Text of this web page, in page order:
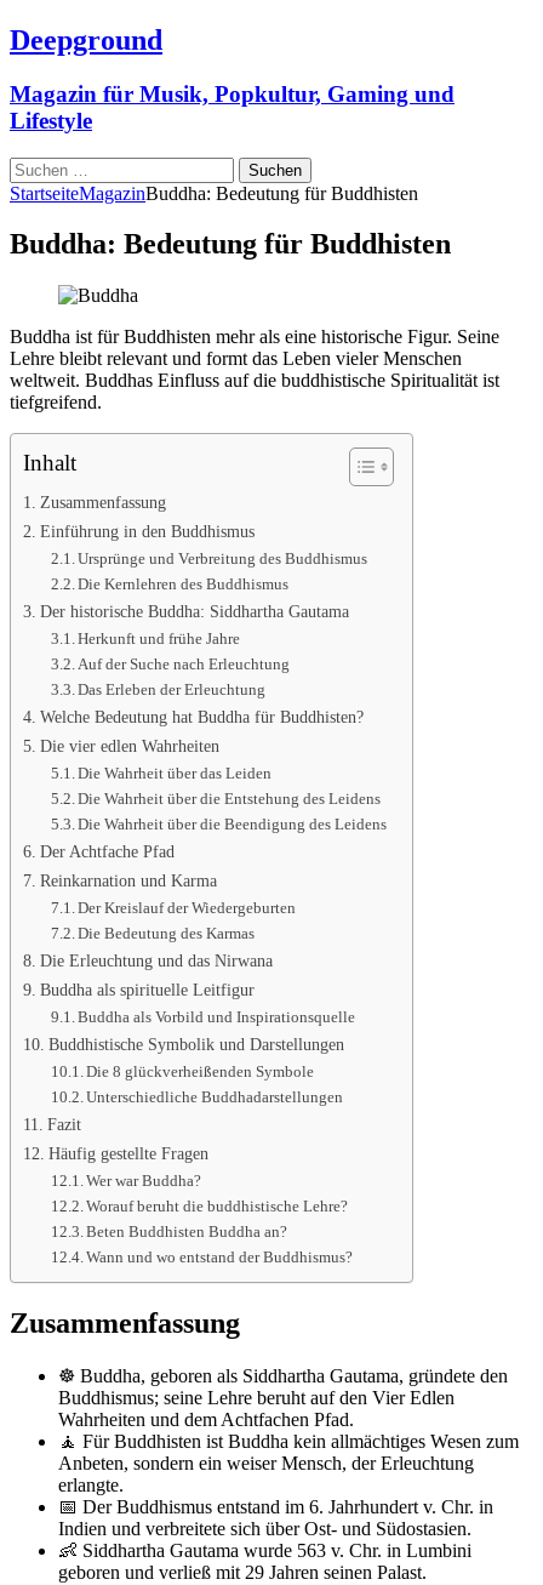
Deepground
Magazin für Musik, Popkultur, Gaming und
Lifestyle
Suchen
nach:
StartseiteMagazinBuddha: Bedeutung für Buddhisten
Buddha: Bedeutung für Buddhisten
Buddha ist für Buddhisten mehr als eine historische Figur. Seine
Lehre bleibt relevant und formt das Leben vieler Menschen
weltweit. Buddhas Einfluss auf die buddhistische Spiritualität ist
tiefgreifend.
Inhalt
Zusammenfassung
Einführung in den Buddhismus
Ursprünge und Verbreitung des Buddhismus
Die Kernlehren des Buddhismus
Der historische Buddha: Siddhartha Gautama
Herkunft und frühe Jahre
Auf der Suche nach Erleuchtung
Das Erleben der Erleuchtung
Welche Bedeutung hat Buddha für Buddhisten?
Die vier edlen Wahrheiten
Die Wahrheit über das Leiden
Die Wahrheit über die Entstehung des Leidens
Die Wahrheit über die Beendigung des Leidens
Der Achtfache Pfad
Reinkarnation und Karma
Der Kreislauf der Wiedergeburten
Die Bedeutung des Karmas
Die Erleuchtung und das Nirwana
Buddha als spirituelle Leitfigur
Buddha als Vorbild und Inspirationsquelle
Buddhistische Symbolik und Darstellungen
Die 8 glückverheißenden Symbole
Unterschiedliche Buddhadarstellungen
Fazit
Häufig gestellte Fragen
Wer war Buddha?
Worauf beruht die buddhistische Lehre?
Beten Buddhisten Buddha an?
Wann und wo entstand der Buddhismus?
Zusammenfassung
☸️ Buddha, geboren als Siddhartha Gautama, gründete den
Buddhismus; seine Lehre beruht auf den Vier Edlen
Wahrheiten und dem Achtfachen Pfad.
🧘 Für Buddhisten ist Buddha kein allmächtiges Wesen zum
Anbeten, sondern ein weiser Mensch, der Erleuchtung
erlangte.
📅 Der Buddhismus entstand im 6. Jahrhundert v. Chr. in
Indien und verbreitete sich über Ost- und Südostasien.
👶 Siddhartha Gautama wurde 563 v. Chr. in Lumbini
geboren und verließ mit 29 Jahren seinen Palast.